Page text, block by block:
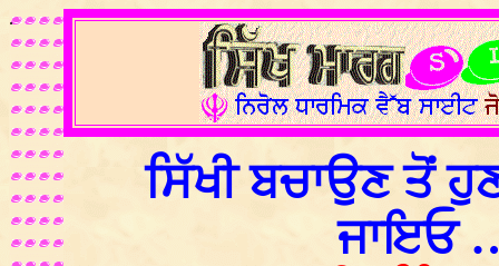
.
ਸਿੱਖੀ ਬਚਾਉਣ ਤੋਂ
ਜਾਇਓ